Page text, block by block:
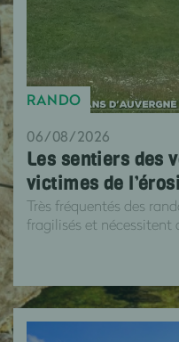
RANDO
06/08/2026
Les sentiers des
victimes de
Très fréquentés des
fragilisés et nécessitent